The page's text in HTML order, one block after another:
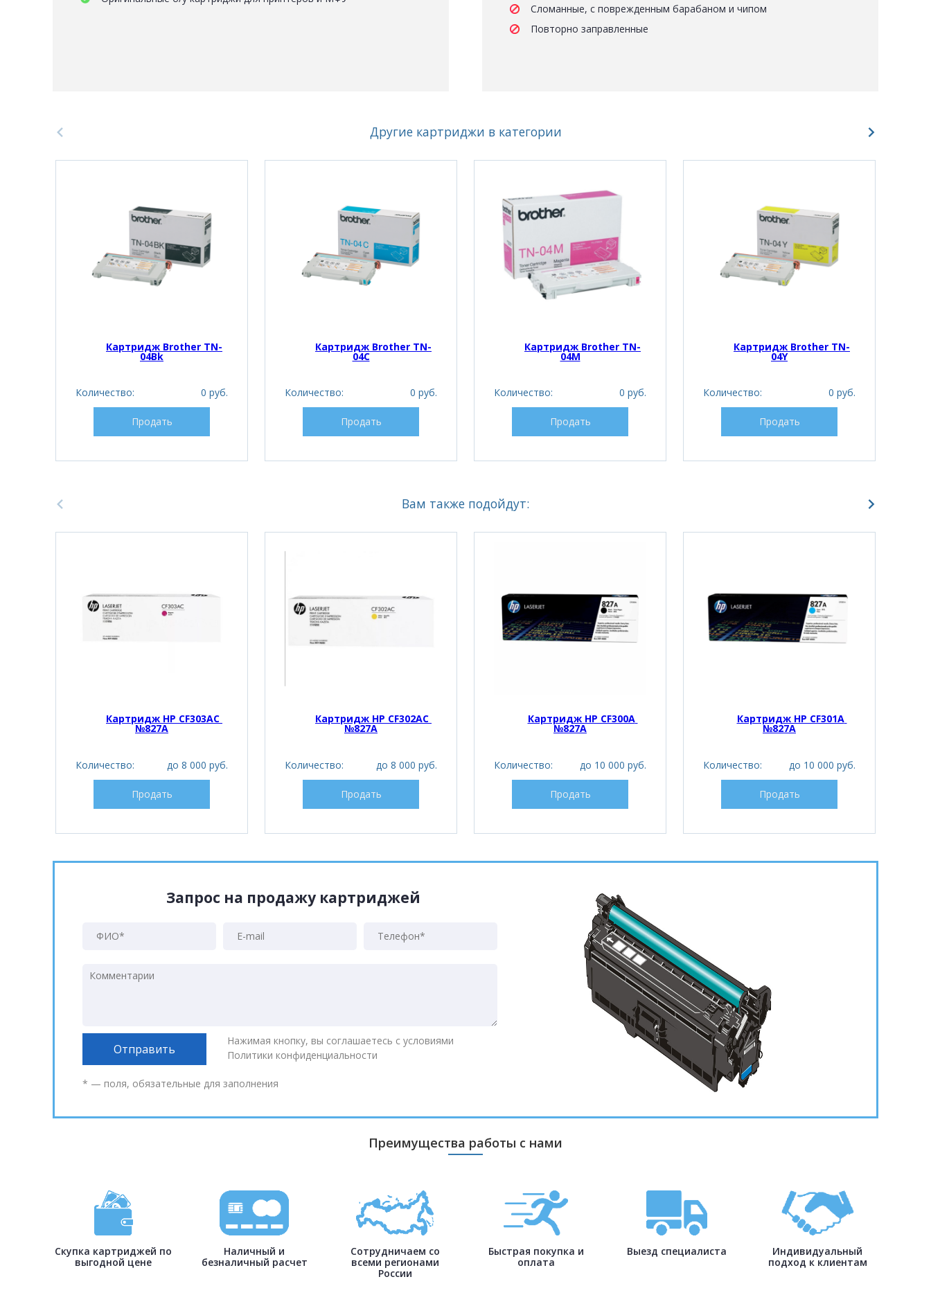
Сломанные, с поврежденным барабаном и чипом
Повторно заправленные
Другие картриджи в категории
Картридж Brother TN-
04Bk
Количество: 0 руб.
Продать
Картридж Brother TN-
04C
Количество: 0 руб.
Продать
Картридж Brother TN-
04M
Количество: 0 руб.
Продать
Картридж Brother TN-
04Y
Количество: 0 руб.
Продать
Вам также подойдут:
Картридж HP CF303AC
№827A
Количество: до 8 000 руб.
Продать
Картридж HP CF302AC
№827A
Количество: до 8 000 руб.
Продать
Картридж HP CF300A
№827A
Количество: до 10 000 руб.
Продать
Картридж HP CF301A
№827A
Количество: до 10 000 руб.
Продать
Запрос на продажу картриджей
Нажимая кнопку, вы соглашаетесь с условиями
Политики конфиденциальности
* — поля, обязательные для заполнения
Преимущества работы с нами
Скупка картриджей по
выгодной цене
Наличный и
безналичный расчет
Сотрудничаем со
всеми регионами
России
Быстрая покупка и
оплата
Выезд специалиста
Индивидуальный
подход к клиентам